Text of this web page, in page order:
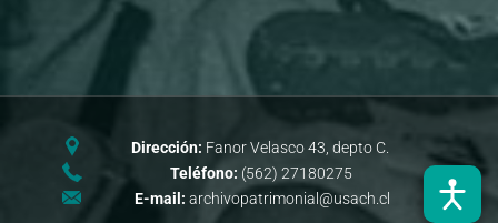
Dirección: Fanor Velasco 43, depto C.
Teléfono: (562) 27180275
E-mail: archivopatrimonial@usach.cl